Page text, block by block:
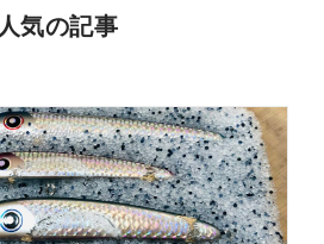
人気の記事